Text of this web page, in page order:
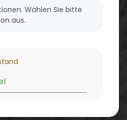
Wählen Sie bitte
aus.